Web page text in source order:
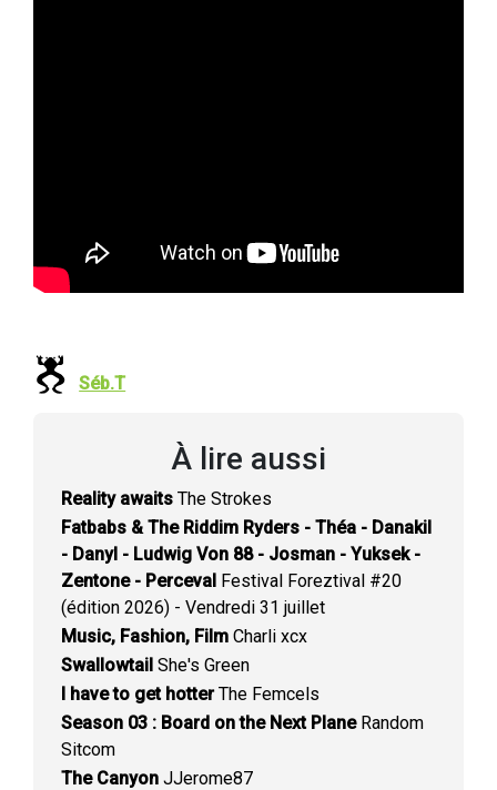
Séb.T
À lire aussi
Reality awaits The Strokes
Fatbabs & The Riddim Ryders - Théa - Danakil
- Danyl - Ludwig Von 88 - Josman - Yuksek -
Zentone - Perceval Festival Foreztival #20
(édition 2026) - Vendredi 31 juillet
Music, Fashion, Film Charli xcx
Swallowtail She's Green
I have to get hotterThe Femcels
Season 03 : Board on the Next PlaneRandom
Sitcom
The Canyon JJerome87